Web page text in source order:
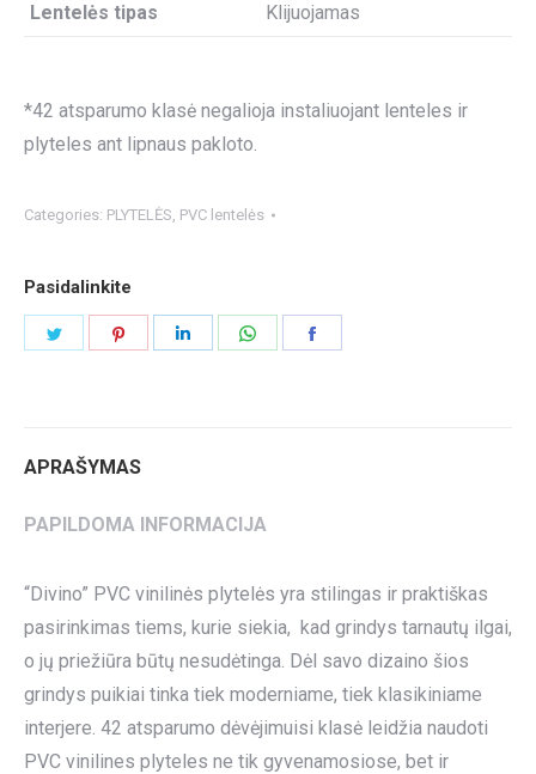
Lentelės tipas Klijuojamas
*42 atsparumo klasė negalioja instaliuojant lenteles ir
plyteles ant lipnaus pakloto.
Categories: PLYTELĖS, PVC lentelės
Pasidalinkite
APRAŠYMAS
PAPILDOMA INFORMACIJA
“Divino” PVC vinilinės plytelės yra stilingas ir praktiškas
pasirinkimas tiems, kurie siekia, kad grindys tarnautų ilgai,
o jų priežiūra būtų nesudėtinga. Dėl savo dizaino šios
grindys puikiai tinka tiek moderniame, tiek klasikiniame
interjere. 42 atsparumo dėvėjimuisi klasė leidžia naudoti
PVC vinilines plyteles ne tik gyvenamosiose, bet ir